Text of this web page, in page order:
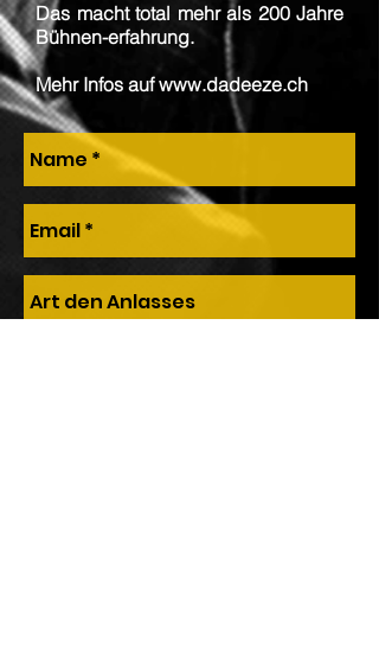
Das macht total mehr als 200 Jahre
Bühnen-erfahrung.
Mehr Infos aufwww.dadeeze.ch